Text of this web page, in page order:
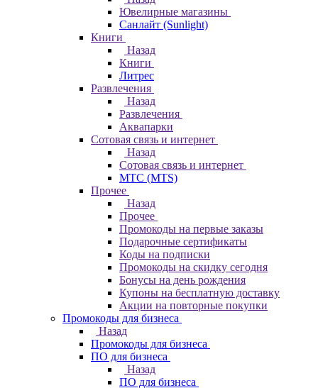
Ювелирные магазины
Санлайт (Sunlight)
Книги
Назад
Книги
Литрес
Развлечения
Назад
Развлечения
Аквапарки
Сотовая связь и интернет
Назад
Сотовая связь и интернет
МТС (MTS)
Прочее
Назад
Прочее
Промокоды на первые заказы
Подарочные сертификаты
Коды на подписки
Промокоды на скидку сегодня
Бонусы на день рождения
Купоны на бесплатную доставку
Акции на повторные покупки
Промокоды для бизнеса
Назад
Промокоды для бизнеса
ПО для бизнеса
Назад
ПО для бизнеса